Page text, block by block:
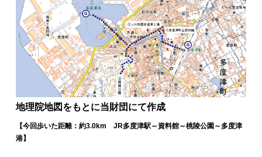
地理院地図をもとに当財団にて作成
【今回歩いた距離：約3.0km JR多度津駅～資料館～桃陵公園～多度津
港】